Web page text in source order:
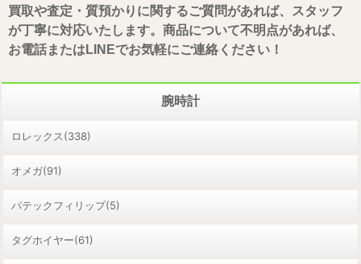
買取や査定・質預かりに関するご質問があれば、スタッフ
が丁寧に対応いたします。商品について不明点があれば、
お電話またはLINEでお気軽にご連絡ください！
腕時計
ロレックス(338)
オメガ(91)
パテックフィリップ(5)
タグホイヤー(61)